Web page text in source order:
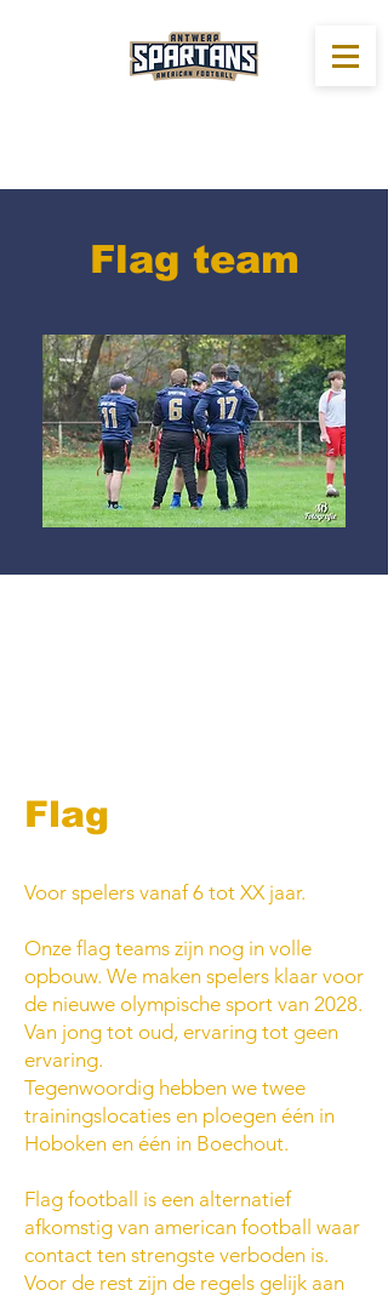
Flag team
Flag
Voor spelers vanaf 6 tot XX jaar.
Onze flag teams zijn nog in volle
opbouw. We maken spelers klaar voor
de nieuwe olympische sport van 2028.
Van jong tot oud, ervaring tot geen
ervaring.
Tegenwoordig hebben we twee
trainingslocaties en ploegen één in
Hoboken en één in Boechout.
Flag football is een alternatief
afkomstig van american football waar
contact ten strengste verboden is.
Voor de rest zijn de regels gelijk aan